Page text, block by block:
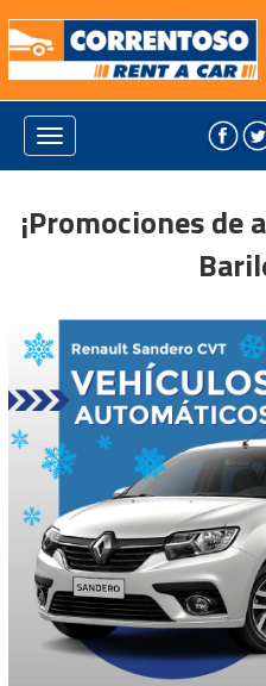
Toggle
navigation
¡Promociones de